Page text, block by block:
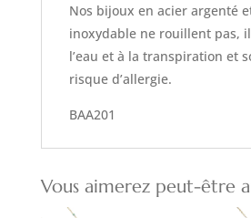
Nos bijoux en acier argenté
inoxydable ne rouillent pas,
l’eau et à la transpiration et
risque d’allergie.
BAA201
Vous aimerez peut-être